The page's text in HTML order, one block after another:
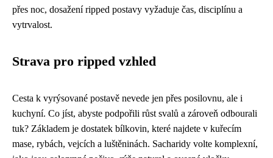
přes noc, dosažení ripped postavy vyžaduje čas, disciplínu a
vytrvalost.
Strava pro ripped vzhled
Cesta k vyrýsované postavě nevede jen přes posilovnu, ale i
kuchyní. Co jíst, abyste podpořili růst svalů a zároveň odbourali
tuk? Základem je dostatek bílkovin, které najdete v kuřecím
mase, rybách, vejcích a luštěninách. Sacharidy volte komplexní,